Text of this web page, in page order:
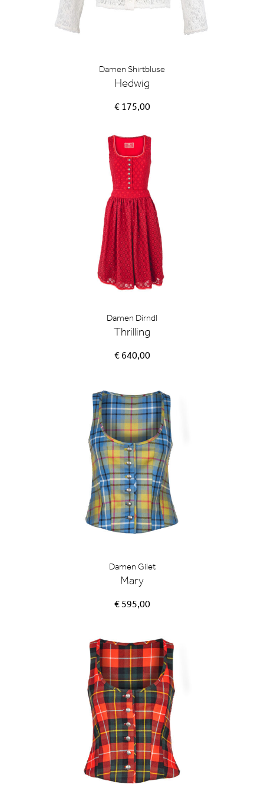
Damen Shirtbluse
Hedwig
€ 175,00
Damen Dirndl
Thrilling
€ 640,00
Damen Gilet
Mary
€ 595,00